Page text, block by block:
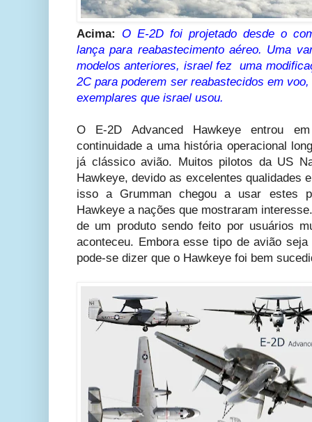
Acima:
O E-2D foi projetado desde o
lança para reabastecimento aéreo. Uma
modelos anteriores, israel fez uma
2C para poderem ser reabastecidos em
exemplares que israel usou.
O E-2D Advanced Hawkeye entrou
continuidade a uma história operacional
já clássico avião. Muitos pilotos da US
Hawkeye, devido as excelentes qualidades
isso a Grumman chegou a usar estes
Hawkeye a nações que mostraram
de um produto sendo feito por usuários
aconteceu. Embora esse tipo de avião
pode-se dizer que o Hawkeye foi bem